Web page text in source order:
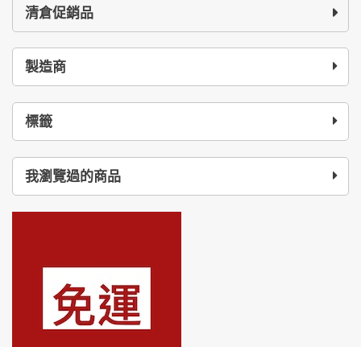
清倉促銷品
製造商
標籤
我瀏覽過的商品